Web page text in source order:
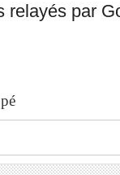
relayés par